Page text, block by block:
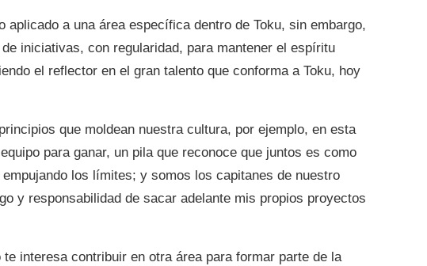
aplicado a una área específica dentro de Toku, sin embargo,
iniciativas, con regularidad, para mantener el espíritu
el reflector en el gran talento que conforma a Toku, hoy
que moldean nuestra cultura, por ejemplo, en esta
para ganar, un pila que reconoce que juntos es como
los límites; y somos los capitanes de nuestro
y responsabilidad de sacar adelante mis propios proyectos
interesa contribuir en otra área para formar parte de la